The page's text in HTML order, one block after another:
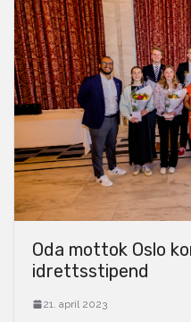
Oda mottok Oslo
idrettsstipend
21. april 2023